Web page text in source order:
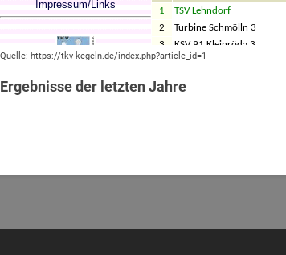
Quelle: https://tkv-kegeln.de/index.php?article_id=1
Ergebnisse der letzten Jahre